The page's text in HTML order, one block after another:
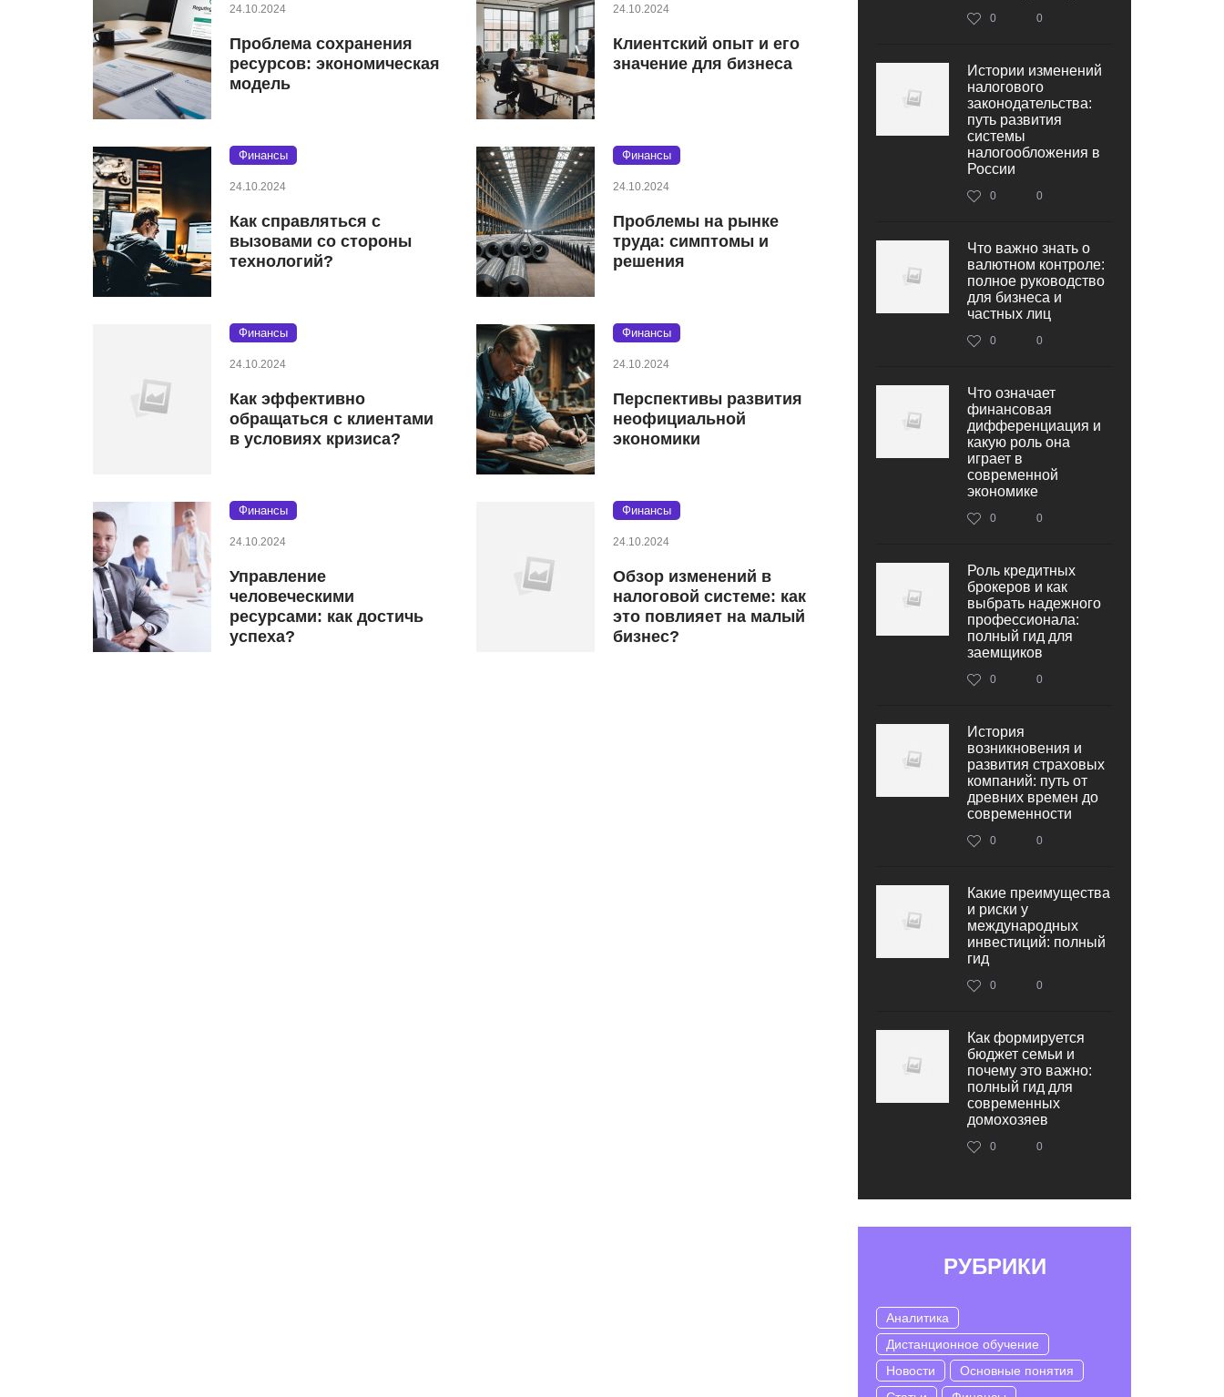
24.10.2024
Проблема сохранения
ресурсов: экономическая
модель
24.10.2024
Клиентский опыт и его
значение для бизнеса
Финансы
24.10.2024
Как справляться с
вызовами со стороны
технологий?
Финансы
24.10.2024
Проблемы на рынке
труда: симптомы и
решения
Финансы
24.10.2024
Как эффективно
обращаться с клиентами
в условиях кризиса?
Финансы
24.10.2024
Перспективы развития
неофициальной
экономики
Финансы
24.10.2024
Управление
человеческими
ресурсами: как достичь
успеха?
Финансы
24.10.2024
Обзор изменений в
налоговой системе: как
это повлияет на малый
бизнес?
0 0
Истории изменений
налогового
законодательства:
путь развития
системы
налогообложения в
России
0 0
Что важно знать о
валютном контроле:
полное руководство
для бизнеса и
частных лиц
0 0
Что означает
финансовая
дифференциация и
какую роль она
играет в
современной
экономике
0 0
Роль кредитных
брокеров и как
выбрать надежного
профессионала:
полный гид для
заемщиков
0 0
История
возникновения и
развития страховых
компаний: путь от
древних времен до
современности
0 0
Какие преимущества
и риски у
международных
инвестиций: полный
гид
0 0
Как формируется
бюджет семьи и
почему это важно:
полный гид для
современных
домохозяев
0 0
РУБРИКИ
Аналитика
Дистанционное обучение
Новости
Основные понятия